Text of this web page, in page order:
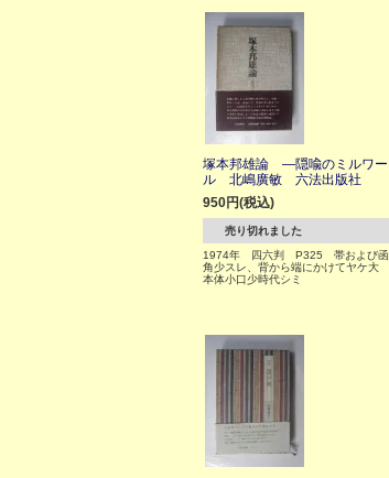
塚本邦雄論 ―隠喩のミルワー
ル 北嶋廣敏 六法出版社
950円(税込)
売り切れました
1974年 四六判 P325 帯および函
角少スレ、背から端にかけてヤケ大
本体小口少時代シミ